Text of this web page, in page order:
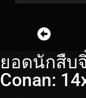
ยอดนักสืบ
Conan: